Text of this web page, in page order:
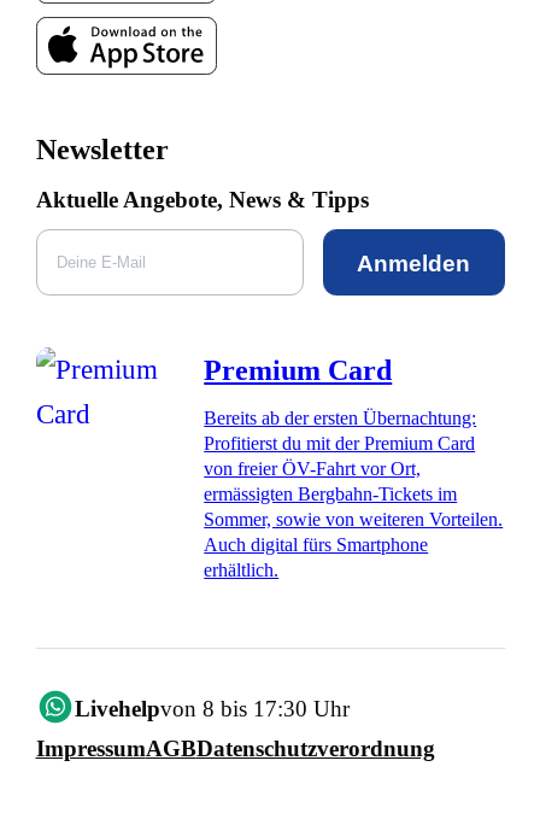
Newsletter
Aktuelle Angebote, News & Tipps
Anmelden
Premium Card
Bereits ab der ersten Übernachtung:
Profitierst du mit der Premium Card
von freier ÖV-Fahrt vor Ort,
ermässigten Bergbahn-Tickets im
Sommer, sowie von weiteren Vorteilen.
Auch digital fürs Smartphone
erhältlich.
Livehelpvon 8 bis 17:30 Uhr
ImpressumAGBDatenschutzverordnung